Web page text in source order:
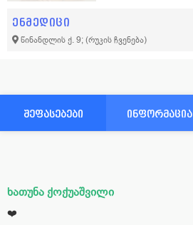
ენმედიცი
წინანდლის ქ. 9; (რუკის ჩვენება)
შეფასებები ინფორმაცია
ხათუნა ქოქუაშვილი
❤️